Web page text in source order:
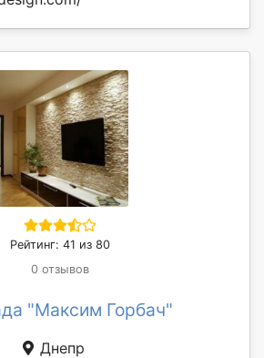
Рейтинг: 41 из 80
0 отзывов
"Максим Горбач"
Днепр